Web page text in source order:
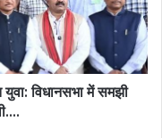
विधानसभा में समझी